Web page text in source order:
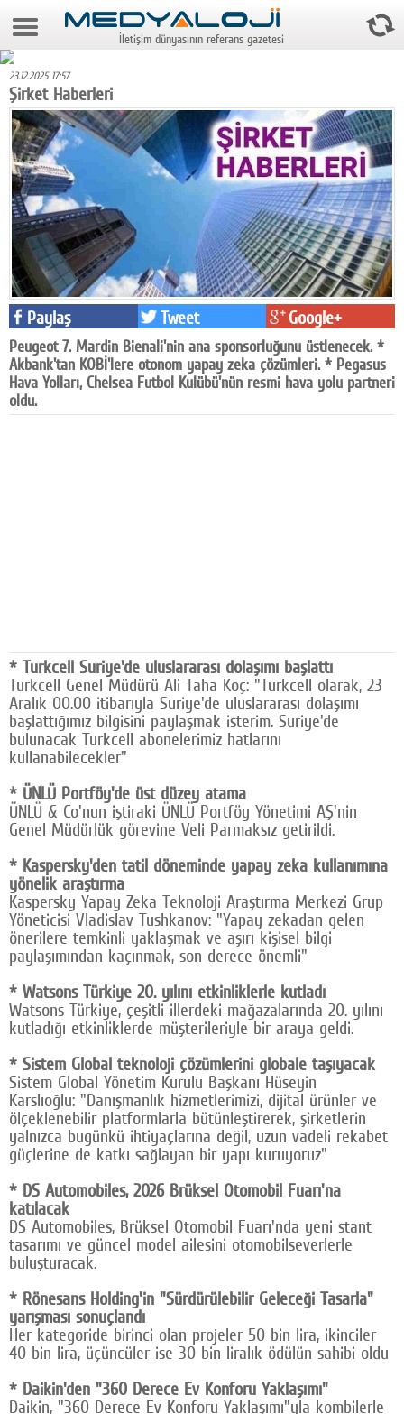
8 Ağustos 2026 19:31:05
Foto Galeri
Video Galeri
Gazeteler
Medya
Reyting-tiraj
Teknoloji
Televizyon
Dünya
Pr
Yazarlar
Künye
SOSYAL MEDYA
Facebook
Twitter
Google Plus
© 2026 TÜM HAKLARI SAKLIDIR
İletişim dünyasının referans gazetesi
23.12.2025 17:57
Şirket Haberleri
Paylaş Tweet Google+
Peugeot 7. Mardin Bienali'nin ana sponsorluğunu üstlenecek. *
Akbank'tan KOBİ'lere otonom yapay zeka çözümleri. * Pegasus
Hava Yolları, Chelsea Futbol Kulübü'nün resmi hava yolu partneri
oldu.
* Turkcell Suriye'de uluslararası dolaşımı başlattı
Turkcell Genel Müdürü Ali Taha Koç: "Turkcell olarak, 23
Aralık 00.00 itibarıyla Suriye'de uluslararası dolaşımı
başlattığımız bilgisini paylaşmak isterim. Suriye'de
bulunacak Turkcell abonelerimiz hatlarını
kullanabilecekler"
* ÜNLÜ Portföy'de üst düzey atama
ÜNLÜ & Co'nun iştiraki ÜNLÜ Portföy Yönetimi AŞ'nin
Genel Müdürlük görevine Veli Parmaksız getirildi.
* Kaspersky'den tatil döneminde yapay zeka kullanımına
yönelik araştırma
Kaspersky Yapay Zeka Teknoloji Araştırma Merkezi Grup
Yöneticisi Vladislav Tushkanov: "Yapay zekadan gelen
önerilere temkinli yaklaşmak ve aşırı kişisel bilgi
paylaşımından kaçınmak, son derece önemli"
* Watsons Türkiye 20. yılını etkinliklerle kutladı
Watsons Türkiye, çeşitli illerdeki mağazalarında 20. yılını
kutladığı etkinliklerde müşterileriyle bir araya geldi.
* Sistem Global teknoloji çözümlerini globale taşıyacak
Sistem Global Yönetim Kurulu Başkanı Hüseyin
Karslıoğlu: "Danışmanlık hizmetlerimizi, dijital ürünler ve
ölçeklenebilir platformlarla bütünleştirerek, şirketlerin
yalnızca bugünkü ihtiyaçlarına değil, uzun vadeli rekabet
güçlerine de katkı sağlayan bir yapı kuruyoruz"
* DS Automobiles, 2026 Brüksel Otomobil Fuarı'na
katılacak
DS Automobiles, Brüksel Otomobil Fuarı'nda yeni stant
tasarımı ve güncel model ailesini otomobilseverlerle
buluşturacak.
* Rönesans Holding'in "Sürdürülebilir Geleceği Tasarla"
yarışması sonuçlandı
Her kategoride birinci olan projeler 50 bin lira, ikinciler
40 bin lira, üçüncüler ise 30 bin liralık ödülün sahibi oldu
* Daikin'den "360 Derece Ev Konforu Yaklaşımı"
Daikin, "360 Derece Ev Konforu Yaklaşımı"yla kombilerle